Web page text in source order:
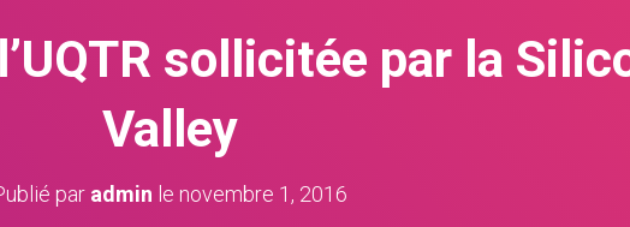
sollicitée par la
Valley
par admin le novembre 1, 2016